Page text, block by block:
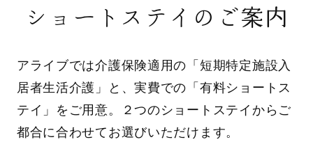
ショートステイのご案内
アライブでは介護保険適用の「短期特定施設入
居者生活介護」と、実費での「有料ショートス
テイ」をご用意。２つのショートステイからご
都合に合わせてお選びいただけます。